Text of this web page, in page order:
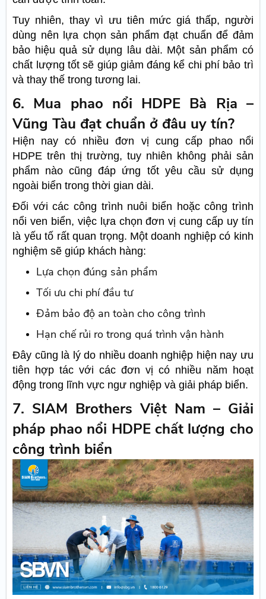
Tuy nhiên, thay vì ưu tiên mức giá thấp, người
dùng nên lựa chọn sản phẩm đạt chuẩn để đảm
bảo hiệu quả sử dụng lâu dài. Một sản phẩm có
chất lượng tốt sẽ giúp giảm đáng kể chi phí bảo trì
và thay thế trong tương lai.
6. Mua phao nổi HDPE Bà Rịa –
Vũng Tàu đạt chuẩn ở đâu uy tín?
Hiện nay có nhiều đơn vị cung cấp phao nổi
HDPE trên thị trường, tuy nhiên không phải sản
phẩm nào cũng đáp ứng tốt yêu cầu sử dụng
ngoài biển trong thời gian dài.
Đối với các công trình nuôi biển hoặc công trình
nổi ven biển, việc lựa chọn đơn vị cung cấp uy tín
là yếu tố rất quan trọng. Một doanh nghiệp có kinh
nghiệm sẽ giúp khách hàng:
Lựa chọn đúng sản phẩm
Tối ưu chi phí đầu tư
Đảm bảo độ an toàn cho công trình
Hạn chế rủi ro trong quá trình vận hành
Đây cũng là lý do nhiều doanh nghiệp hiện nay ưu
tiên hợp tác với các đơn vị có nhiều năm hoạt
động trong lĩnh vực ngư nghiệp và giải pháp biển.
7. SIAM Brothers Việt Nam – Giải
pháp phao nổi HDPE chất lượng cho
công trình biển